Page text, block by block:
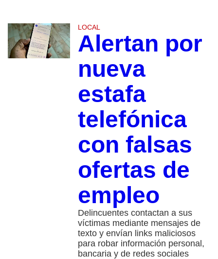
LOCAL
Alertan por
nueva
estafa
telefónica
con falsas
ofertas de
empleo
Delincuentes contactan a sus
víctimas mediante mensajes de
texto y envían links maliciosos
para robar información personal,
bancaria y de redes sociales